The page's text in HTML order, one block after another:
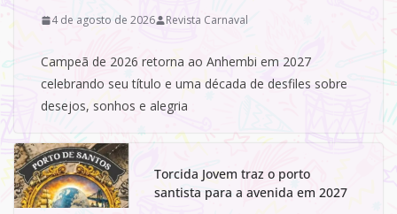
4 de agosto de 2026 Revista Carnaval
Campeã de 2026 retorna ao Anhembi em 2027
celebrando seu título e uma década de desfiles sobre
desejos, sonhos e alegria
Torcida Jovem traz o porto
santista para a avenida em 2027